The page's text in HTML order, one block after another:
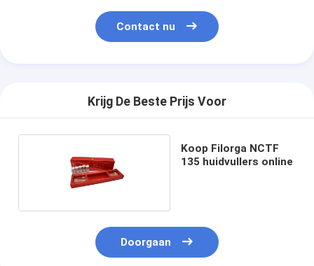
Contact nu
Krijg De Beste Prijs Voor
Koop Filorga NCTF
135 huidvullers online
Doorgaan